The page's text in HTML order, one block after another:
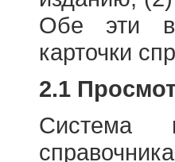
Обе эти
карточки
2.1
Система